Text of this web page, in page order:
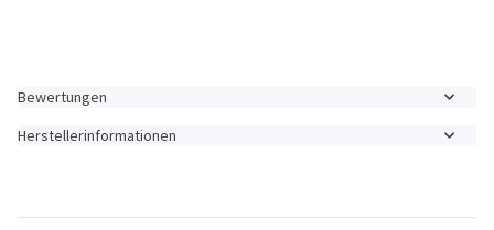
Bewertungen
Herstellerinformationen